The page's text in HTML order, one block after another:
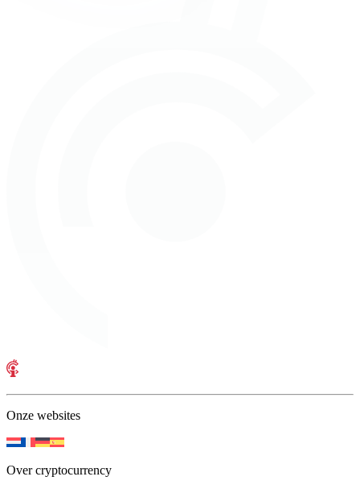
Onze websites
Over cryptocurrency